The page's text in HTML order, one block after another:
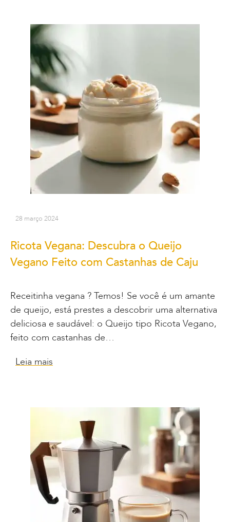
28 março 2024
Ricota Vegana: Descubra o Queijo
Vegano Feito com Castanhas de Caju
Receitinha vegana ? Temos! Se você é um amante
de queijo, está prestes a descobrir uma alternativa
deliciosa e saudável: o Queijo tipo Ricota Vegano,
feito com castanhas de…
Leia mais